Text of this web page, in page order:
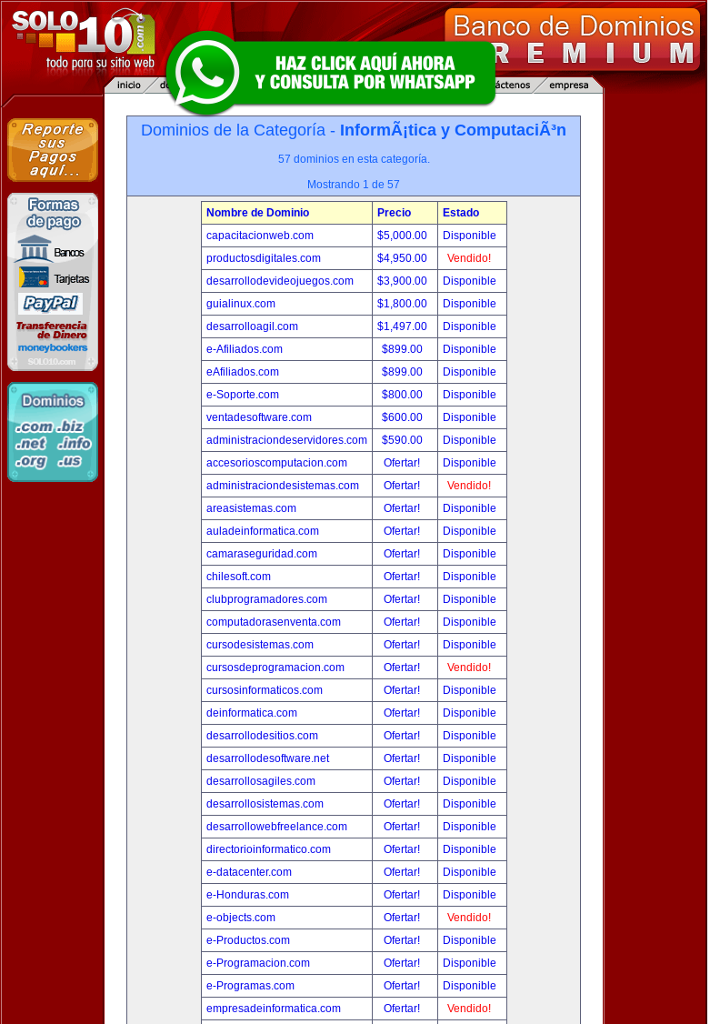
Dominios de la Categoría - InformÃ¡tica y ComputaciÃ³n
57 dominios en esta categoría.
Mostrando 1 de 57
Nombre de Dominio Precio
Estado
capacitacionweb.com
$5,000.00
Disponible
productosdigitales.com
$4,950.00
Vendido!
desarrollodevideojuegos.com
$3,900.00
Disponible
guialinux.com
$1,800.00
Disponible
desarrolloagil.com
$1,497.00
Disponible
e-Afiliados.com
$899.00
Disponible
eAfiliados.com
$899.00
Disponible
e-Soporte.com
$800.00
Disponible
ventadesoftware.com
$600.00
Disponible
administraciondeservidores.com
$590.00
Disponible
accesorioscomputacion.com
Ofertar!
Disponible
administraciondesistemas.com
Ofertar!
Vendido!
areasistemas.com
Ofertar!
Disponible
auladeinformatica.com
Ofertar!
Disponible
camaraseguridad.com
Ofertar!
Disponible
chilesoft.com
Ofertar!
Disponible
clubprogramadores.com
Ofertar!
Disponible
computadorasenventa.com
Ofertar!
Disponible
cursodesistemas.com
Ofertar!
Disponible
cursosdeprogramacion.com
Ofertar!
Vendido!
cursosinformaticos.com
Ofertar!
Disponible
deinformatica.com
Ofertar!
Disponible
desarrollodesitios.com
Ofertar!
Disponible
desarrollodesoftware.net
Ofertar!
Disponible
desarrollosagiles.com
Ofertar!
Disponible
desarrollosistemas.com
Ofertar!
Disponible
desarrollowebfreelance.com
Ofertar!
Disponible
directorioinformatico.com
Ofertar!
Disponible
e-datacenter.com
Ofertar!
Disponible
e-Honduras.com
Ofertar!
Disponible
e-objects.com
Ofertar!
Vendido!
e-Productos.com
Ofertar!
Disponible
e-Programacion.com
Ofertar!
Disponible
e-Programas.com
Ofertar!
Disponible
empresadeinformatica.com
Ofertar!
Vendido!